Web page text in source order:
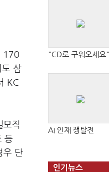
170
삼
KC
모직
등
우 단
"CD로 구워오세요"
AI 인재 쟁탈전
인기뉴스